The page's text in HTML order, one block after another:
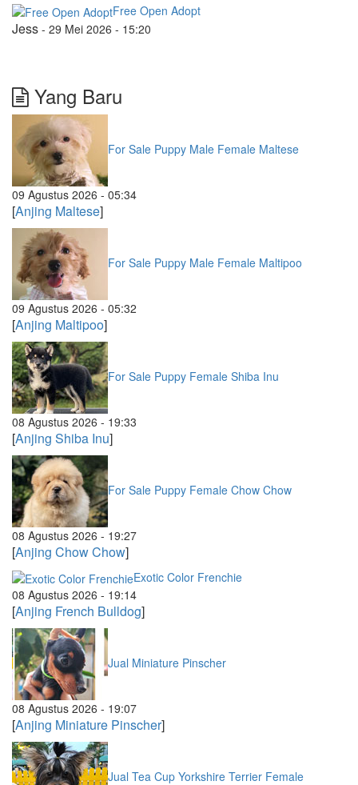
Free Open Adopt
Jess - 29 Mei 2026 - 15:20
Yang Baru
For Sale Puppy Male Female Maltese
09 Agustus 2026 - 05:34
[Anjing Maltese]
For Sale Puppy Male Female Maltipoo
09 Agustus 2026 - 05:32
[Anjing Maltipoo]
For Sale Puppy Female Shiba Inu
08 Agustus 2026 - 19:33
[Anjing Shiba Inu]
For Sale Puppy Female Chow Chow
08 Agustus 2026 - 19:27
[Anjing Chow Chow]
Exotic Color Frenchie
08 Agustus 2026 - 19:14
[Anjing French Bulldog]
Jual Miniature Pinscher
08 Agustus 2026 - 19:07
[Anjing Miniature Pinscher]
Jual Tea Cup Yorkshire Terrier Female